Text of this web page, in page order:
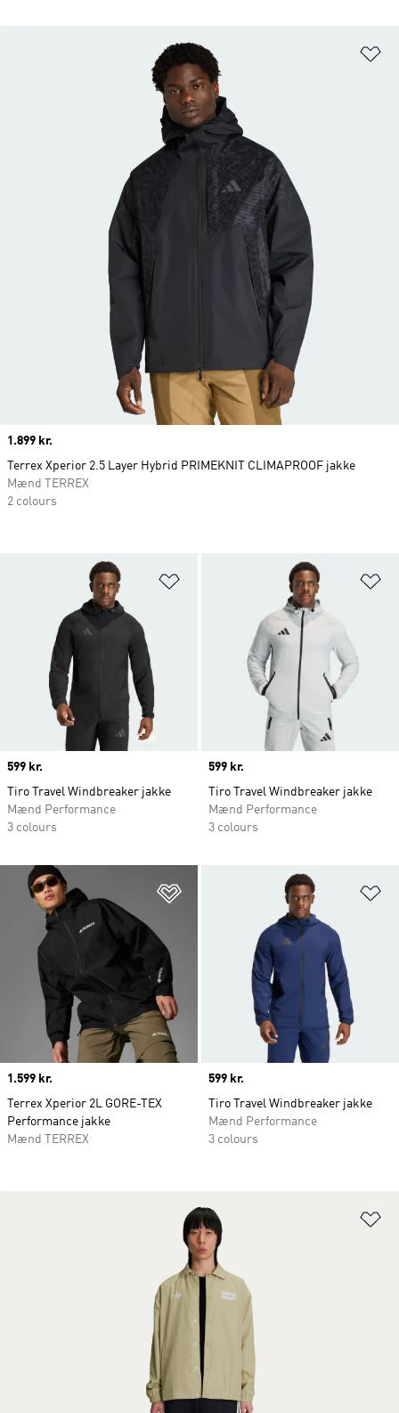
Price
599 kr.
Tiro Travel Windbreaker jakke
Mænd Performance
3 colours
Price
599 kr.
Tiro Travel Windbreaker jakke
Mænd Performance
3 colours
Føj til ønskeliste
Price
1.599 kr.
Terrex Xperior 2L GORE-TEX
Performance jakke
Mænd TERREX
Price
599 kr.
Tiro Travel Windbreaker jakke
Mænd Performance
3 colours
Price
1.899 kr.
Terrex Xperior 2.5 Layer Hybrid PRIMEKNIT CLIMAPROOF jakke
Mænd TERREX
2 colours